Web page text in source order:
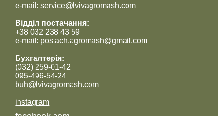
e-mail: service@lvivagromash.com
Відділ постачання:
+38 032 238 43 59
e-mail: postach.agromash@gmail.com
Бухгалтерія:
(032) 259-01-42
095-496-54-24
buh@lvivagromash.com
instagram